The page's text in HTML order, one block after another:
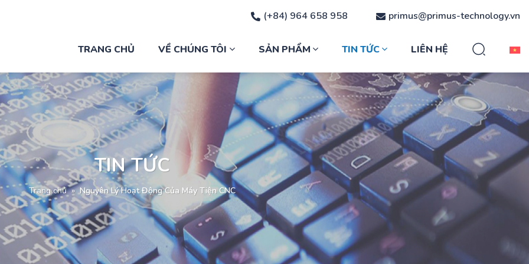
(+84) 964 658 958 primus@primus-technology.vn
TRANG CHỦ VỀ CHÚNG TÔI SẢN PHẨM TIN TỨC LIÊN HỆ
TIN TỨC
Trang chủ » Nguyên Lý Hoạt Động Của Máy Tiện CNC